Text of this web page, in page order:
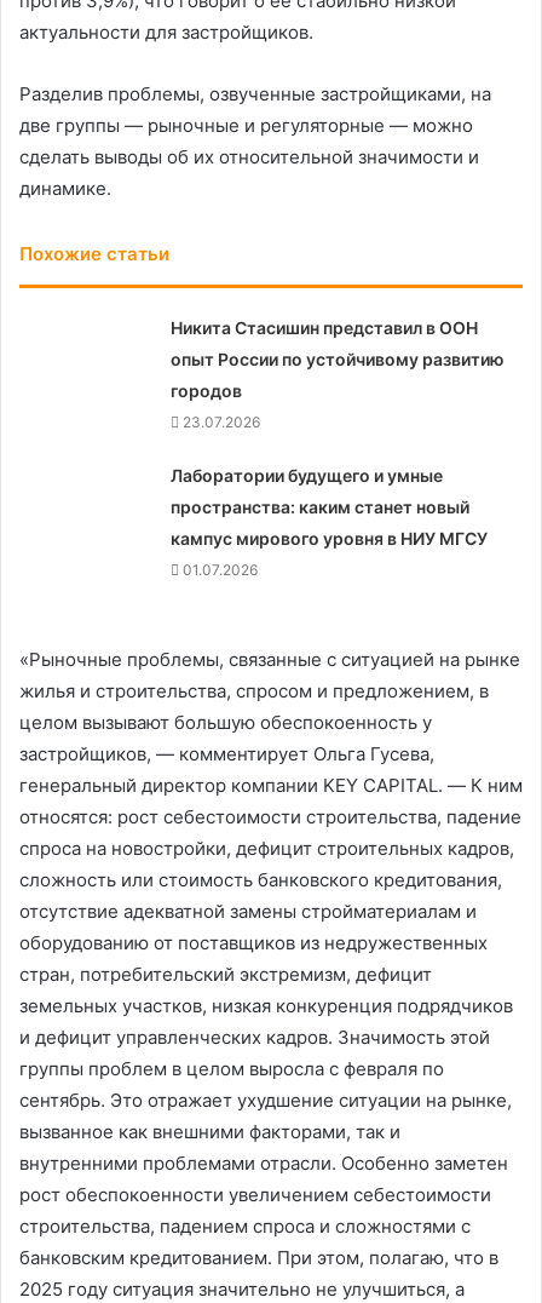
актуальности для застройщиков.
Разделив проблемы, озвученные застройщиками, на
две группы — рыночные и регуляторные — можно
сделать выводы об их относительной значимости и
динамике.
Похожие статьи
Никита Стасишин представил в ООН
опыт России по устойчивому развитию
городов
23.07.2026
Лаборатории будущего и умные
пространства: каким станет новый
кампус мирового уровня в НИУ МГСУ
01.07.2026
«Рыночные проблемы, связанные с ситуацией на рынке
жилья и строительства, спросом и предложением, в
целом вызывают большую обеспокоенность у
застройщиков, — комментирует Ольга Гусева,
генеральный директор компании KEY CAPITAL. — К ним
относятся: рост себестоимости строительства, падение
спроса на новостройки, дефицит строительных кадров,
сложность или стоимость банковского кредитования,
отсутствие адекватной замены стройматериалам и
оборудованию от поставщиков из недружественных
стран, потребительский экстремизм, дефицит
земельных участков, низкая конкуренция подрядчиков
и дефицит управленческих кадров. Значимость этой
группы проблем в целом выросла с февраля по
сентябрь. Это отражает ухудшение ситуации на рынке,
вызванное как внешними факторами, так и
внутренними проблемами отрасли. Особенно заметен
рост обеспокоенности увеличением себестоимости
строительства, падением спроса и сложностями с
банковским кредитованием. При этом, полагаю, что в
2025 году ситуация значительно не улучшиться, а